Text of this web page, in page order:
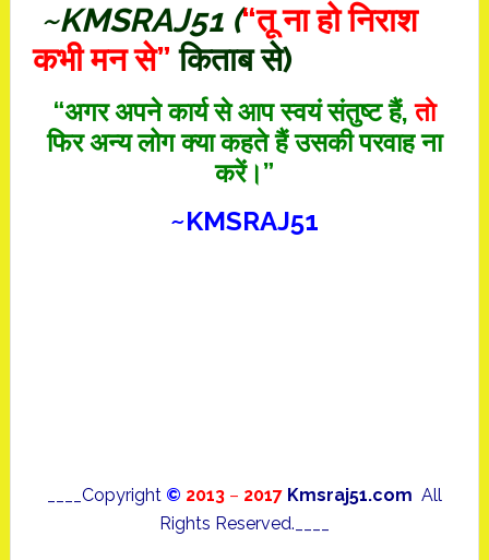
~KMSRAJ51 (“तू ना हो निराश
कभी मन से”किताब से)
“अगर अपने कार्य से आप स्वयं संतुष्ट हैं,ताे
फिर अन्य लोग क्या कहते हैं उसकी परवाह ना
करें।”
~KMSRAJ51
____Copyright © 2013– 2017Kmsraj51.com All
Rights Reserved.____